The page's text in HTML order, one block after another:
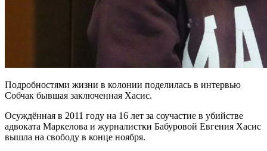
Подробностями жизни в колонии поделилась в интервью
Собчак бывшая заключенная Хасис.
Осуждённая в 2011 году на 16 лет за соучастие в убийстве
адвоката Маркелова и журналистки Бабуровой Евгения Хасис
вышла на свободу в конце ноября.